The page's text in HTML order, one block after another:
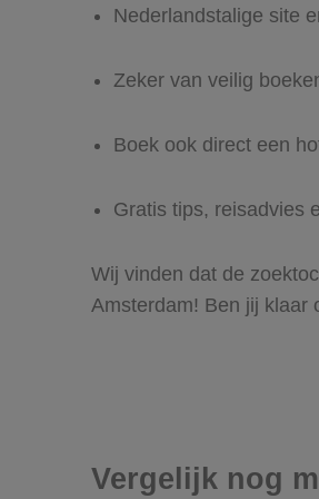
Nederlandstalige site
Zeker van veilig
Boek ook direct een
Gratis tips, reisadvies
Wij vinden dat de
Amsterdam! Ben jij klaar
Vergelijk nog